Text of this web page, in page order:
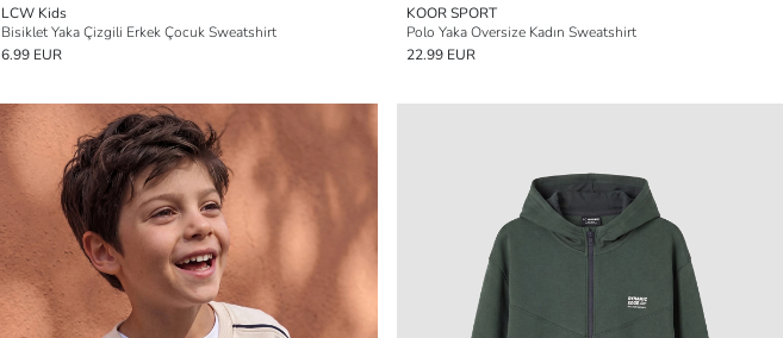
LCW Kids
Bisiklet Yaka Çizgili Erkek Çocuk Sweatshirt
6.99 EUR
KOOR SPORT
Polo Yaka Oversize Kadın Sweatshirt
22.99 EUR